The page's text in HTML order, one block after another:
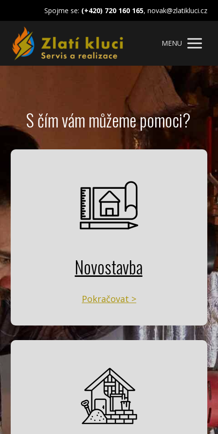
Spojme se: (+420) 720 160 165, novak@zlatikluci.cz
MENU
S čím vám můžeme pomoci?
Novostavba
Pokračovat >